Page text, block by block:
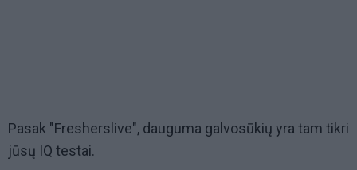
Pasak "Fresherslive", dauguma galvosūkių yra tam tikri
jūsų IQ testai.